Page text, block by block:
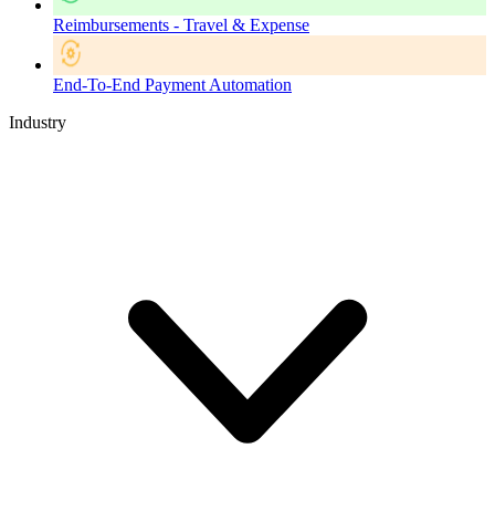
Reimbursements - Travel & Expense
End-To-End Payment Automation
Industry